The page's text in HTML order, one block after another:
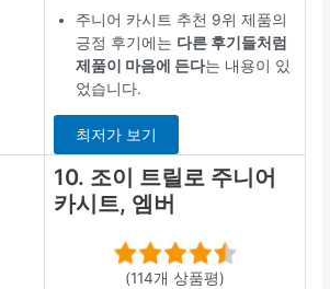
주니어 카시트 추천 9위 제품의
긍정 후기에는 다른 후기들처럼
제품이 마음에 든다는 내용이 있
었습니다.
최저가 보기
10. 조이 트릴로 주니어
카시트, 엠버
(114개 상품평)